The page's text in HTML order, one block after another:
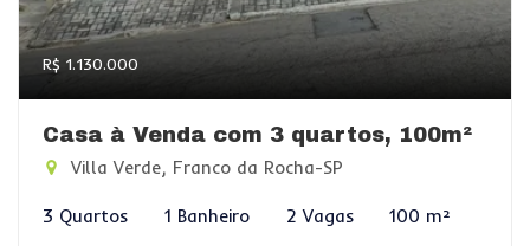
R$ 1.130.000
Casa à Venda com 3 quartos, 100m²
Villa Verde, Franco da Rocha-SP
3 Quartos 1 Banheiro 2 Vagas 100 m²